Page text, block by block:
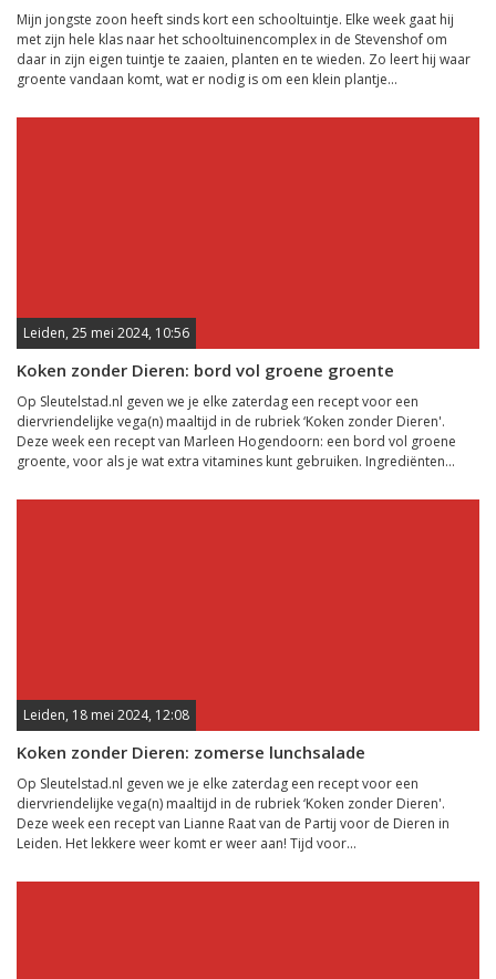
Mijn jongste zoon heeft sinds kort een schooltuintje. Elke week gaat hij
met zijn hele klas naar het schooltuinencomplex in de Stevenshof om
daar in zijn eigen tuintje te zaaien, planten en te wieden. Zo leert hij waar
groente vandaan komt, wat er nodig is om een klein plantje...
Leiden, 25 mei 2024, 10:56
Koken zonder Dieren: bord vol groene groente
Op Sleutelstad.nl geven we je elke zaterdag een recept voor een
diervriendelijke vega(n) maaltijd in de rubriek ‘Koken zonder Dieren'.
Deze week een recept van Marleen Hogendoorn: een bord vol groene
groente, voor als je wat extra vitamines kunt gebruiken. Ingrediënten...
Leiden, 18 mei 2024, 12:08
Koken zonder Dieren: zomerse lunchsalade
Op Sleutelstad.nl geven we je elke zaterdag een recept voor een
diervriendelijke vega(n) maaltijd in de rubriek ‘Koken zonder Dieren'.
Deze week een recept van Lianne Raat van de Partij voor de Dieren in
Leiden. Het lekkere weer komt er weer aan! Tijd voor...